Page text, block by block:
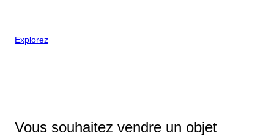
Explorez
Vous souhaitez vendre un objet